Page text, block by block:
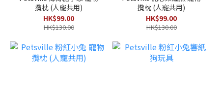
攬枕 (人寵共用)
HK$99.00
HK$130.00
攬枕 (人寵共用)
HK$99.00
HK$130.00